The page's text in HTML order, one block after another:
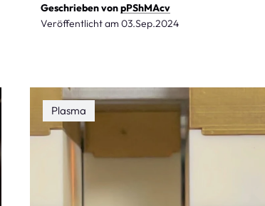
Geschrieben vonpPShMAcv
Veröffentlicht am03.Sep.2024
Plasma